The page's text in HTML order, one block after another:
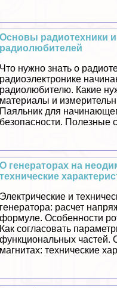
Основы радиотехники
радиолюбителей
Что нужно знать о
радиоэлектронике
радиолюбителю. Какие
материалы и
Паяльник для
безопасности. Полезные
О генераторах на
технические
Электрические и
генератора: расчет
формуле. Особенности
Как согласовать
функциональных частей.
магнитах: технические